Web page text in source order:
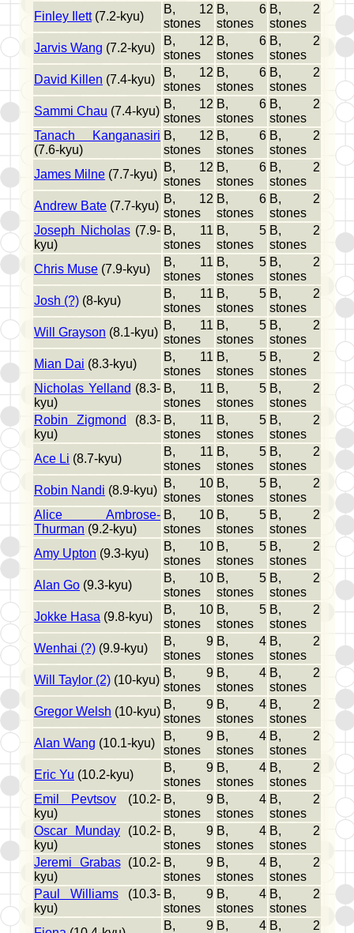
Finley Ilett(7.2-kyu)
B, 12
stones
B, 6
stones
B, 2
stones
Jarvis Wang (7.2-kyu)
B, 12
stones
B, 6
stones
B, 2
stones
David Killen (7.4-kyu)
B, 12
stones
B, 6
stones
B, 2
stones
Sammi Chau (7.4-kyu)
B, 12
stones
B, 6
stones
B, 2
stones
Tanach Kanganasiri
(7.6-kyu)
B, 12
stones
B, 6
stones
B, 2
stones
James Milne (7.7-kyu)
B, 12
stones
B, 6
stones
B, 2
stones
Andrew Bate (7.7-kyu)
B, 12
stones
B, 6
stones
B, 2
stones
Joseph Nicholas(7.9-
kyu)
B, 11
stones
B, 5
stones
B, 2
stones
Chris Muse (7.9-kyu)
B, 11
stones
B, 5
stones
B, 2
stones
Josh (?) (8-kyu)
B, 11
stones
B, 5
stones
B, 2
stones
Will Grayson (8.1-kyu)
B, 11
stones
B, 5
stones
B, 2
stones
Mian Dai (8.3-kyu)
B, 11
stones
B, 5
stones
B, 2
stones
Nicholas Yelland (8.3-
kyu)
B, 11
stones
B, 5
stones
B, 2
stones
Robin Zigmond
(8.3-
kyu)
B, 11
stones
B, 5
stones
B, 2
stones
Ace Li (8.7-kyu)
B, 11
stones
B, 5
stones
B, 2
stones
Robin Nandi (8.9-kyu)
B, 10
stones
B, 5
stones
B, 2
stones
Alice Ambrose-
Thurman (9.2-kyu)
B, 10
stones
B, 5
stones
B, 2
stones
Amy Upton (9.3-kyu)
B, 10
stones
B, 5
stones
B, 2
stones
Alan Go (9.3-kyu)
B, 10
stones
B, 5
stones
B, 2
stones
Jokke Hasa (9.8-kyu)
B, 10
stones
B, 5
stones
B, 2
stones
Wenhai (?) (9.9-kyu)
B, 9
stones
B, 4
stones
B, 2
stones
Will Taylor (2) (10-kyu)
B, 9
stones
B, 4
stones
B, 2
stones
Gregor Welsh (10-kyu)
B, 9
stones
B, 4
stones
B, 2
stones
Alan Wang (10.1-kyu)
B, 9
stones
B, 4
stones
B, 2
stones
Eric Yu (10.2-kyu)
B, 9
stones
B, 4
stones
B, 2
stones
Emil Pevtsov (10.2-
kyu)
B, 9
stones
B, 4
stones
B, 2
stones
Oscar Munday (10.2-
kyu)
B, 9
stones
B, 4
stones
B, 2
stones
Jeremi Grabas(10.2-
kyu)
B, 9
stones
B, 4
stones
B, 2
stones
Paul Williams(10.3-
kyu)
B, 9
stones
B, 4
stones
B, 2
stones
B, 9 B, 4 B, 2